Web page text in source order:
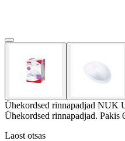
Ühekordsed rinnapadjad NUK
Ühekordsed rinnapadjad. Pakis
Laost otsas